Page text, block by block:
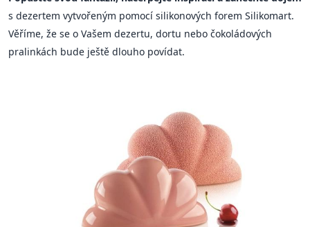
s dezertem vytvořeným pomocí silikonových forem Silikomart.
Věříme, že se o Vašem dezertu, dortu nebo čokoládových
pralinkách bude ještě dlouho povídat.